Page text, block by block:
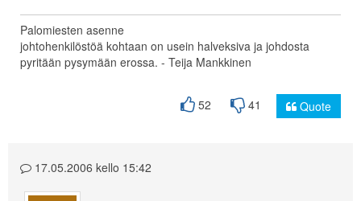
Palomiesten asenne
johtohenkilöstöä kohtaan on usein halveksiva ja johdosta
pyritään pysymään erossa. - Teija Mankkinen
52 41 Quote
17.05.2006 kello 15:42